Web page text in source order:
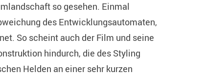
so gesehen. Einmal
des Entwicklungsautomaten,
So scheint auch der Film und seine
hindurch, die des Styling
Helden an einer sehr kurzen